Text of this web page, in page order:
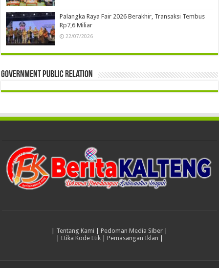
Palangka Raya Fair 2026 Berakhir, Transaksi Tembus
Rp7,6 Miliar
22/07/2026
Government Public Relation
| Tentang Kami | Pedoman Media Siber |
| Etika Kode Etik| Pemasangan Iklan |